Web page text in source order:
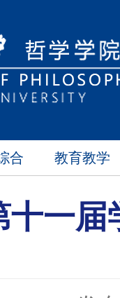
合 教育教学
十一